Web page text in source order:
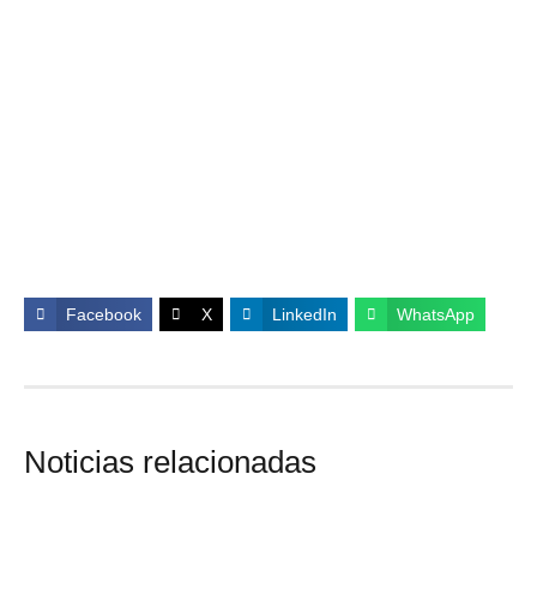
Facebook X LinkedIn WhatsApp
Noticias relacionadas